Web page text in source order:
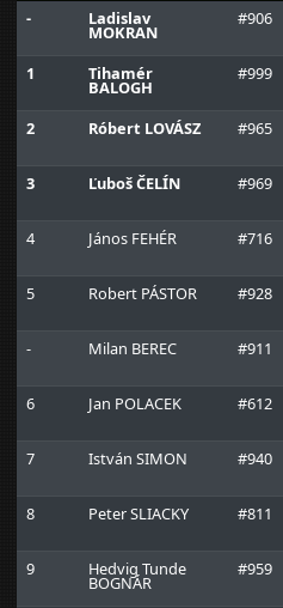
- Ladislav
MOKRAN
#906
1
Tihamér
BALOGH
#999
2 Róbert LOVÁSZ #965
3
Ľuboš ČELÍN #969
4 János FEHÉR #716
5
Robert PÁSTOR #928
- Milan BEREC #911
6
Jan POLACEK #612
7 István SIMON #940
8 Peter SLIACKY #811
9
Hedvig Tunde
BOGNÁR
#959